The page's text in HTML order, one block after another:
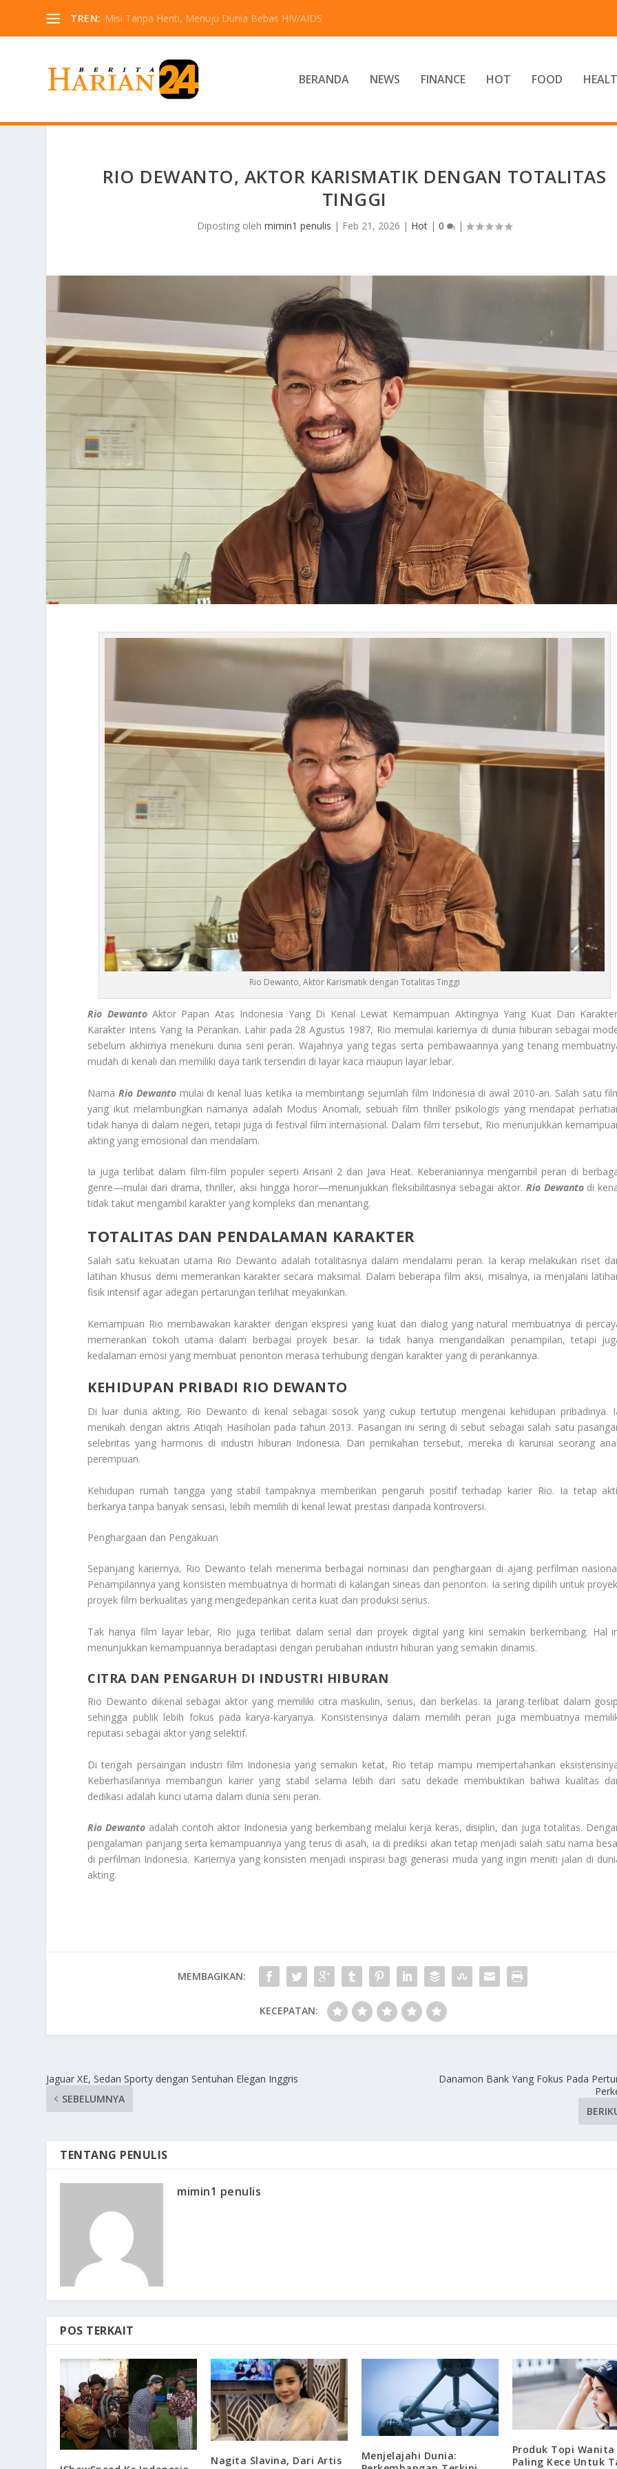
TREN: Misi Tanpa Henti, Menuju Dunia Bebas HIV/AIDS
BERANDA NEWS FINANCE HOT FOOD
RIO DEWANTO, AKTOR KARISMATIK DENGAN TOTALITAS
TINGGI
Diposting olehmimin1 penulis | Feb 21, 2026 | Hot |0 |
Rio Dewanto, Aktor Karismatik dengan Totalitas Tinggi
Rio DewantoAktor Papan Atas Indonesia Yang Di Kenal Lewat Kemampuan Aktingnya Yang Kuat Dan
Karakter Intens Yang Ia Perankan. Lahir pada 28 Agustus 1987, Rio memulai kariernya di dunia hiburan sebagai
sebelum akhirnya menekuni dunia seni peran. Wajahnya yang tegas serta pembawaannya yang tenang
mudah di kenali dan memiliki daya tarik tersendiri di layar kaca maupun layar lebar.
Nama Rio Dewantomulai di kenal luas ketika ia membintangi sejumlah film Indonesia di awal 2010-an. Salah satu
yang ikut melambungkan namanya adalah Modus Anomali, sebuah film thriller psikologis yang mendapat
tidak hanya di dalam negeri, tetapi juga di festival film internasional. Dalam film tersebut, Rio menunjukkan
akting yang emosional dan mendalam.
Ia juga terlibat dalam film-film populer seperti Arisan! 2 dan Java Heat. Keberaniannya mengambil peran di
genre—mulai dari drama, thriller, aksi hingga horor—menunjukkan fleksibilitasnya sebagai aktor. Rio Dewantodi
tidak takut mengambil karakter yang kompleks dan menantang.
TOTALITAS DAN PENDALAMAN KARAKTER
Salah satu kekuatan utama Rio Dewanto adalah totalitasnya dalam mendalami peran. Ia kerap melakukan riset
latihan khusus demi memerankan karakter secara maksimal. Dalam beberapa film aksi, misalnya, ia menjalani
fisik intensif agar adegan pertarungan terlihat meyakinkan.
Kemampuan Rio membawakan karakter dengan ekspresi yang kuat dan dialog yang natural membuatnya di
memerankan tokoh utama dalam berbagai proyek besar. Ia tidak hanya mengandalkan penampilan, tetapi
kedalaman emosi yang membuat penonton merasa terhubung dengan karakter yang di perankannya.
KEHIDUPAN PRIBADI RIO DEWANTO
Di luar dunia akting, Rio Dewanto di kenal sebagai sosok yang cukup tertutup mengenai kehidupan pribadinya.
menikah dengan aktris Atiqah Hasiholan pada tahun 2013. Pasangan ini sering di sebut sebagai salah satu
selebritas yang harmonis di industri hiburan Indonesia. Dari pernikahan tersebut, mereka di karuniai seorang
perempuan.
Kehidupan rumah tangga yang stabil tampaknya memberikan pengaruh positif terhadap karier Rio. Ia tetap
berkarya tanpa banyak sensasi, lebih memilih di kenal lewat prestasi daripada kontroversi.
Penghargaan dan Pengakuan
Sepanjang kariernya, Rio Dewanto telah menerima berbagai nominasi dan penghargaan di ajang perfilman
Penampilannya yang konsisten membuatnya di hormati di kalangan sineas dan penonton. Ia sering dipilih untuk
proyek film berkualitas yang mengedepankan cerita kuat dan produksi serius.
Tak hanya film layar lebar, Rio juga terlibat dalam serial dan proyek digital yang kini semakin berkembang. Hal
menunjukkan kemampuannya beradaptasi dengan perubahan industri hiburan yang semakin dinamis.
CITRA DAN PENGARUH DI INDUSTRI HIBURAN
Rio Dewanto dikenal sebagai aktor yang memiliki citra maskulin, serius, dan berkelas. Ia jarang terlibat dalam
sehingga publik lebih fokus pada karya-karyanya. Konsistensinya dalam memilih peran juga membuatnya
reputasi sebagai aktor yang selektif.
Di tengah persaingan industri film Indonesia yang semakin ketat, Rio tetap mampu mempertahankan
Keberhasilannya membangun karier yang stabil selama lebih dari satu dekade membuktikan bahwa kualitas
dedikasi adalah kunci utama dalam dunia seni peran.
Rio Dewanto adalah contoh aktor Indonesia yang berkembang melalui kerja keras, disiplin, dan juga totalitas.
pengalaman panjang serta kemampuannya yang terus di asah, ia di prediksi akan tetap menjadi salah satu nama
di perfilman Indonesia. Kariernya yang konsisten menjadi inspirasi bagi generasi muda yang ingin meniti jalan di
akting.
MEMBAGIKAN:
KECEPATAN:
Jaguar XE, Sedan Sporty dengan Sentuhan Elegan Inggris
SEBELUMNYA
Danamon Bank Yang Fokus Pada
TENTANG PENULIS
mimin1 penulis
POS TERKAIT
Nagita Slavina, Dari Artis
Menjelajahi Dunia:
Produk Topi Wanita
Paling Kece Untuk